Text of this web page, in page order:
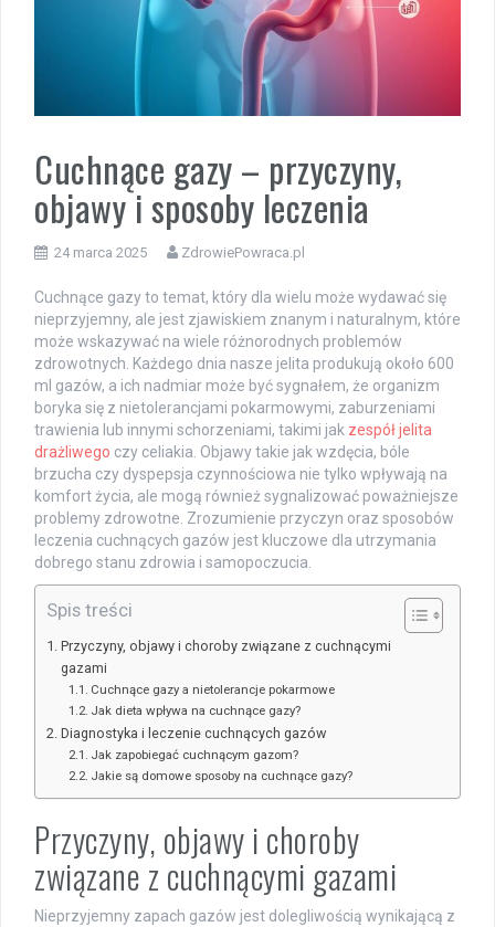
Cuchnące gazy – przyczyny,
objawy i sposoby leczenia
24 marca 2025 ZdrowiePowraca.pl
Cuchnące gazy to temat, który dla wielu może wydawać się
nieprzyjemny, ale jest zjawiskiem znanym i naturalnym, które
może wskazywać na wiele różnorodnych problemów
zdrowotnych. Każdego dnia nasze jelita produkują około 600
ml gazów, a ich nadmiar może być sygnałem, że organizm
boryka się z nietolerancjami pokarmowymi, zaburzeniami
trawienia lub innymi schorzeniami, takimi jak zespół jelita
drażliwego czy celiakia. Objawy takie jak wzdęcia, bóle
brzucha czy dyspepsja czynnościowa nie tylko wpływają na
komfort życia, ale mogą również sygnalizować poważniejsze
problemy zdrowotne. Zrozumienie przyczyn oraz sposobów
leczenia cuchnących gazów jest kluczowe dla utrzymania
dobrego stanu zdrowia i samopoczucia.
Spis treści
Przyczyny, objawy i choroby związane z cuchnącymi
gazami
Cuchnące gazy a nietolerancje pokarmowe
Jak dieta wpływa na cuchnące gazy?
Diagnostyka i leczenie cuchnących gazów
Jak zapobiegać cuchnącym gazom?
Jakie są domowe sposoby na cuchnące gazy?
Przyczyny, objawy i choroby
związane z cuchnącymi gazami
Nieprzyjemny zapach gazów jest dolegliwością wynikającą z